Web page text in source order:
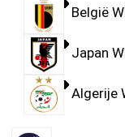
België
Japan
Algerije